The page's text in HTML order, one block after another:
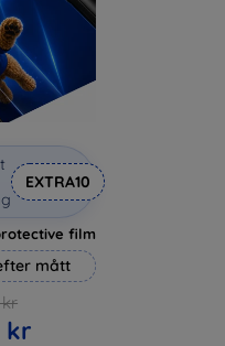
EXTRA10
film
mått
kr
kr